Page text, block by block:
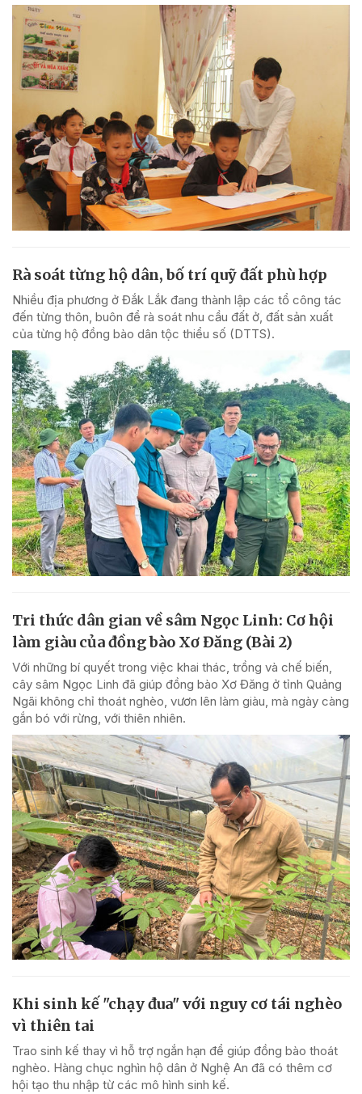
Rà soát từng hộ dân, bố trí quỹ đất phù hợp
Nhiều địa phương ở Đắk Lắk đang thành lập các tổ công tác
đến từng thôn, buôn để rà soát nhu cầu đất ở, đất sản xuất
của từng hộ đồng bào dân tộc thiểu số (DTTS).
Tri thức dân gian về sâm Ngọc Linh: Cơ hội
làm giàu của đồng bào Xơ Đăng (Bài 2)
Với những bí quyết trong việc khai thác, trồng và chế biến,
cây sâm Ngọc Linh đã giúp đồng bào Xơ Đăng ở tỉnh Quảng
Ngãi không chỉ thoát nghèo, vươn lên làm giàu, mà ngày càng
gắn bó với rừng, với thiên nhiên.
Khi sinh kế "chạy đua" với nguy cơ tái nghèo
vì thiên tai
Trao sinh kế thay vì hỗ trợ ngắn hạn để giúp đồng bào thoát
nghèo. Hàng chục nghìn hộ dân ở Nghệ An đã có thêm cơ
hội tạo thu nhập từ các mô hình sinh kế.